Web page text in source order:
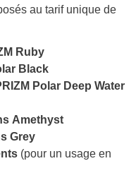
Ruby
Black
Polar Deep Water
Amethyst
Grey
(pour un usage en